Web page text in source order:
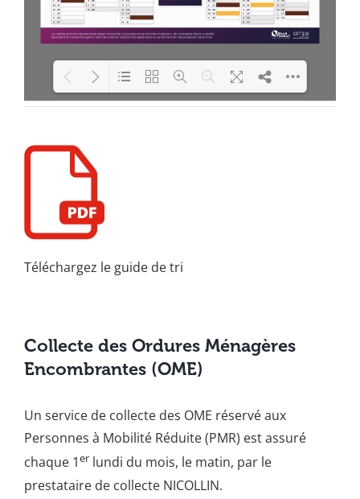
Téléchargez le guide de tri
Collecte des Ordures Ménagères
Encombrantes (OME)
Un service de collecte des OME réservé aux
Personnes à Mobilité Réduite (PMR) est assuré
chaque 1erlundi du mois, le matin, par le
prestataire de collecte NICOLLIN.